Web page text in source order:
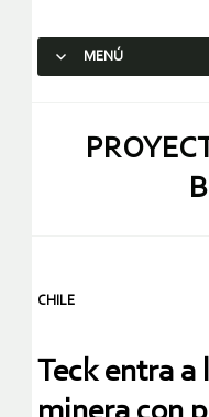
MENÚ
CHILE
Teck entra a